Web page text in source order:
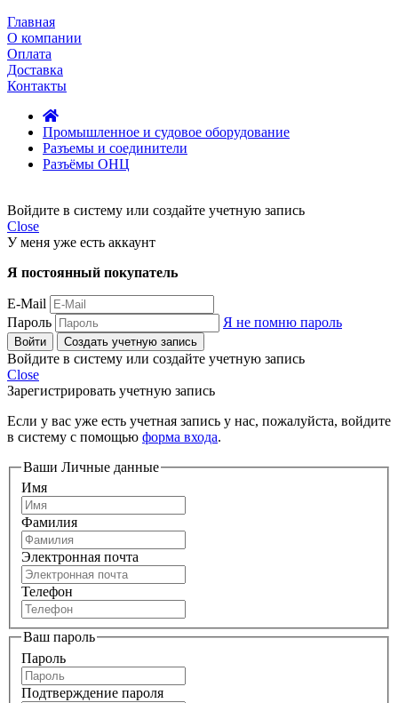
Главная
О компании
Оплата
Доставка
Контакты
Промышленное и судовое оборудование
Разъемы и соединители
Разъёмы ОНЦ
Войдите в систему или создайте учетную запись
Close
У меня уже есть аккаунт
Я постоянный покупатель
E-Mail
Пароль
Я не помню пароль
Войти Создать учетную запись
Войдите в систему или создайте учетную запись
Close
Зарегистрировать учетную запись
Если у вас уже есть учетная запись у нас, пожалуйста, войдите
в систему с помощью форма входа.
Ваши Личные данные
Имя
Фамилия
Электронная почта
Телефон
Ваш пароль
Пароль
Подтверждение пароля